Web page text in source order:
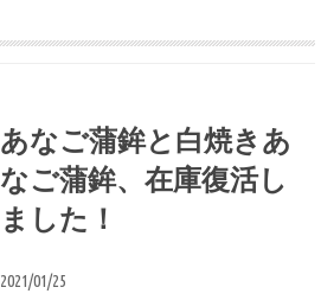
あなご蒲鉾と白焼きあ
なご蒲鉾、在庫復活し
ました！
2021/01/25